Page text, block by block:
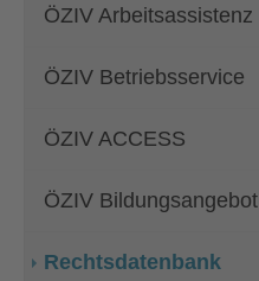
ÖZIV Arbeitsassistenz
ÖZIV Betriebsservice
ÖZIV ACCESS
ÖZIV Bildungsangebot
Rechtsdatenbank